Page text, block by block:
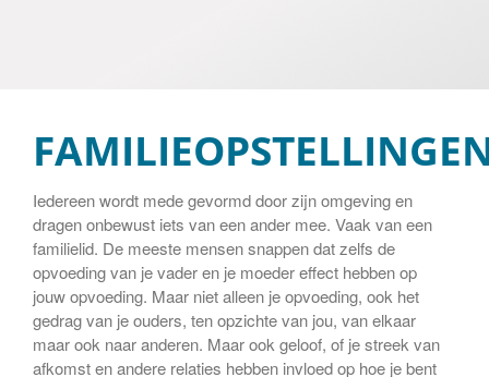
Iedereen wordt mede gevormd door zijn omgeving en
dragen onbewust iets van een ander mee. Vaak van een
familielid. De meeste mensen snappen dat zelfs de
opvoeding van je vader en je moeder effect hebben op
jouw opvoeding. Maar niet alleen je opvoeding, ook het
gedrag van je ouders, ten opzichte van jou, van elkaar
maar ook naar anderen. Maar ook geloof, of je streek van
afkomst en andere relaties hebben invloed op hoe je bent